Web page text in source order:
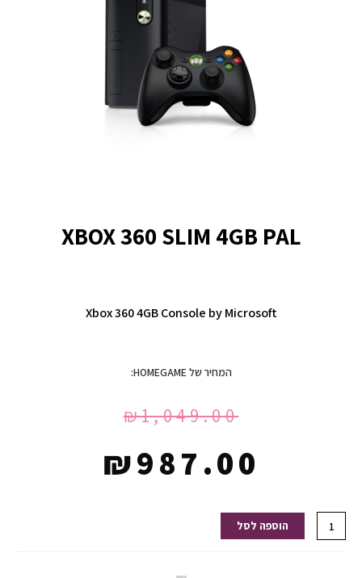
XBOX 360 SLIM 4GB PAL
Xbox 360 4GB Console by Microsoft
המחיר של HOMEGAME:
₪1,049.00
₪987.00
כמות
של
הוספה לסל